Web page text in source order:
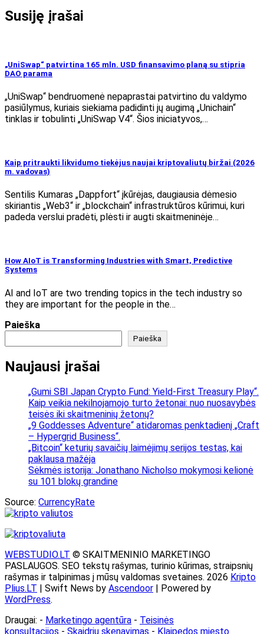
įrašų
Susiję įrašai
„UniSwap“ patvirtina 165 mln. USD finansavimo planą su stipria
DAO parama
„UniSwap“ bendruomenė nepaprastai patvirtino du valdymo
pasiūlymus, kuriais siekiama padidinti jų augimą „Unichain“
tinklas ir tobulinti „UniSwap V4“. Šios iniciatyvos,…
Kaip pritraukti likvidumo tiekėjus naujai kriptovaliutų biržai (2026
m. vadovas)
Sentilis Kumaras „Dappfort“ įkūrėjas, daugiausia dėmesio
skiriantis „Web3“ ir „blockchain“ infrastruktūros kūrimui, kuri
padeda verslui pradėti, plėsti ir augti skaitmeninėje…
How AIoT is Transforming Industries with Smart, Predictive
Systems
AI and IoT are two trending topics in the tech industry so
they are important for the people in the…
Paieška
Paieška
Naujausi įrašai
„Gumi SBI Japan Crypto Fund: Yield-First Treasury Play“.
Kaip veikia nekilnojamojo turto žetonai: nuo nuosavybės
teisės iki skaitmeninių žetonų?
„9 Goddesses Adventure“ atidaromas penktadienį „Craft
– Hypergrid Business“.
„Bitcoin“ keturių savaičių laimėjimų serijos testas, kai
paklausa mažėja
Sėkmės istorija: Jonathano Nicholso mokymosi kelionė
su 101 blokų grandine
Source: CurrencyRate
WEBSTUDIO.LT © SKAITMENINIO MARKETINGO
PASLAUGOS. SEO tekstų rašymas, turinio kūrimas, straipsnių
rašymas ir talpinimas į mūsų valdomas svetaines. 2026 Kripto
Plius.LT | Swift News by Ascendoor | Powered by
WordPress.
Draugai: - Marketingo agentūra - Teisinės
konsultacijos - Skaidrių skenavimas - Klaipedos miesto